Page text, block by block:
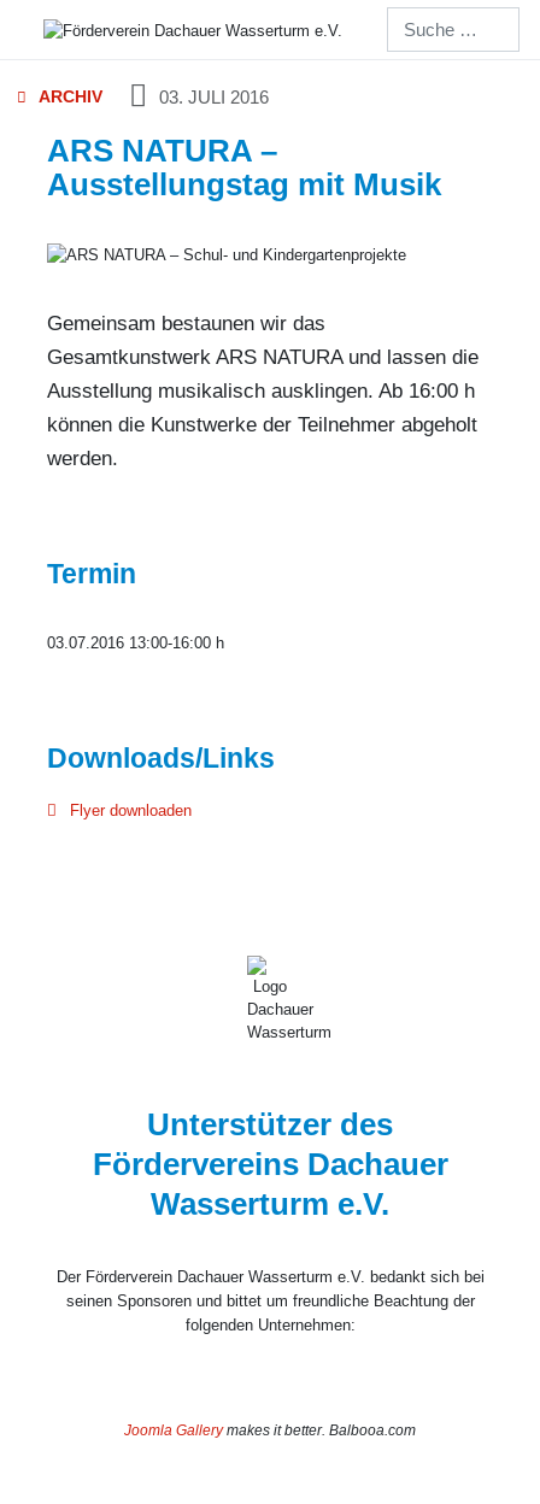
ARCHIV 03. JULI 2016
ARS NATURA –
Ausstellungstag mit Musik
Gemeinsam bestaunen wir das
Gesamtkunstwerk ARS NATURA und lassen die
Ausstellung musikalisch ausklingen. Ab 16:00 h
können die Kunstwerke der Teilnehmer abgeholt
werden.
Termin
03.07.2016 13:00-16:00 h
Flyer downloaden
Unterstützer des
Fördervereins Dachauer
Wasserturm e.V.
Der Förderverein Dachauer Wasserturm e.V. bedankt sich bei
seinen Sponsoren und bittet um freundliche Beachtung der
folgenden Unternehmen:
Joomla Gallerymakes it better. Balbooa.com